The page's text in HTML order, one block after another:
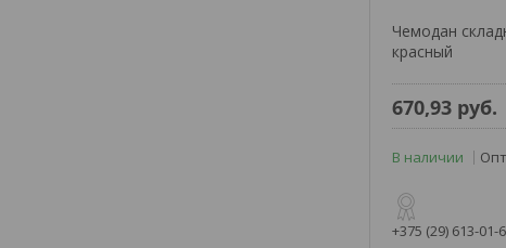
Чемодан
красный
670,93 руб.
В наличии
+375 (29) 613-01-